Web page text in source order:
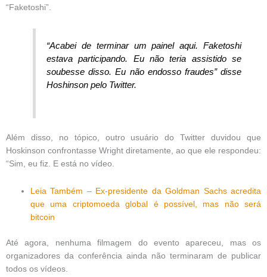
“Faketoshi”.
“Acabei de terminar um painel aqui. Faketoshi
estava participando. Eu não teria assistido se
soubesse disso. Eu não endosso fraudes” disse
Hoshinson pelo Twitter.
Além disso, no tópico, outro usuário do Twitter duvidou que
Hoskinson confrontasse Wright diretamente, ao que ele respondeu:
“Sim, eu fiz. E está no vídeo.
Leia Também – Ex-presidente da Goldman Sachs acredita
que uma criptomoeda global é possível, mas não será
bitcoin
Até agora, nenhuma filmagem do evento apareceu, mas os
organizadores da conferência ainda não terminaram de publicar
todos os vídeos.